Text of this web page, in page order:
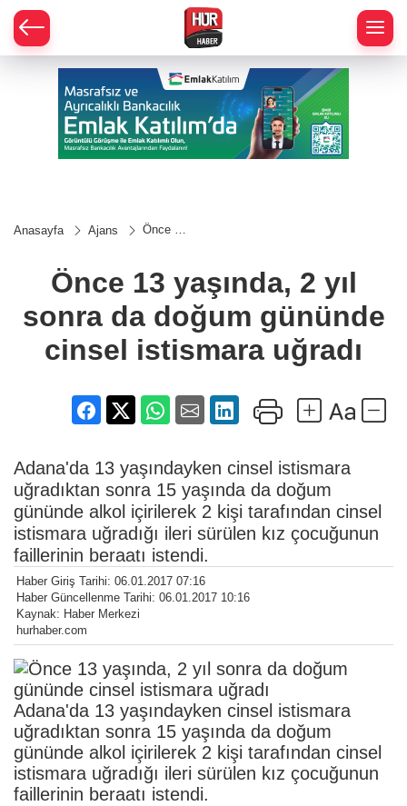
Anasayfa Ajans
Önce 13
sonra da
doğum
gününde
cinsel
istismara
uğradı
Önce 13 yaşında, 2 yıl
sonra da doğum gününde
cinsel istismara uğradı
Adana'da 13 yaşındayken cinsel istismara
uğradıktan sonra 15 yaşında da doğum
gününde alkol içirilerek 2 kişi tarafından cinsel
istismara uğradığı ileri sürülen kız çocuğunun
faillerinin beraatı istendi.
Haber Giriş Tarihi: 06.01.2017 07:16
Haber Güncellenme Tarihi: 06.01.2017 10:16
Kaynak: Haber Merkezi
hurhaber.com
Adana'da 13 yaşındayken cinsel istismara
uğradıktan sonra 15 yaşında da doğum
gününde alkol içirilerek 2 kişi tarafından cinsel
istismara uğradığı ileri sürülen kız çocuğunun
faillerinin beraatı istendi.